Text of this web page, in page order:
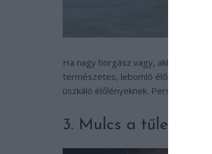
Ha nagy horgász vagy, akkor
természetes, lebomló élőhelyet
úszkáló élőlényeknek. Persze a
3. Mulcs a